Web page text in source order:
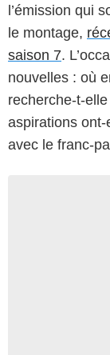
l’émission qui
le montage,
saison 7.
nouvelles : où
recherche-t-
aspirations
avec le franc-